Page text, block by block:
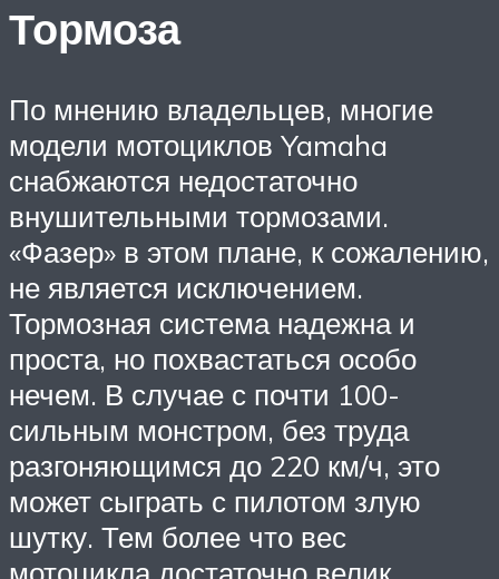
Тормоза
По мнению владельцев, многие
модели мотоциклов Yamaha
снабжаются недостаточно
внушительными тормозами.
«Фазер» в этом плане, к сожалению,
не является исключением.
Тормозная система надежна и
проста, но похвастаться особо
нечем. В случае с почти 100-
сильным монстром, без труда
разгоняющимся до 220 км/ч, это
может сыграть с пилотом злую
шутку. Тем более что вес